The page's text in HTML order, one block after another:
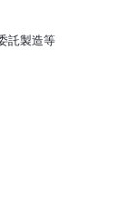
託製造等